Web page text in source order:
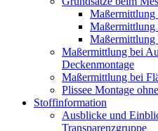
Maßermittlung
Maßermittlung
Maßermittlung
Maßermittlung bei
Deckenmontage
Maßermittlung bei
Plissee Montage
Stoffinformation
Ausblicke und
Transparenzgruppe